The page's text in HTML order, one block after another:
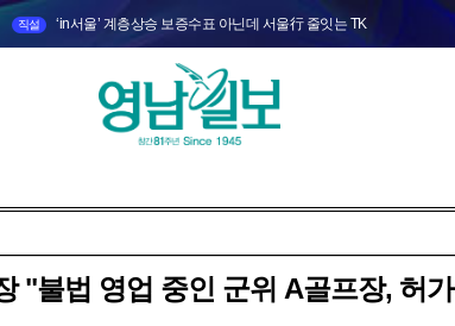
직설 ‘in서울’ 계층상승 보증수표 아닌데 서울行 줄잇는 TK
"불법 영업 중인 군위 A골프장, 허